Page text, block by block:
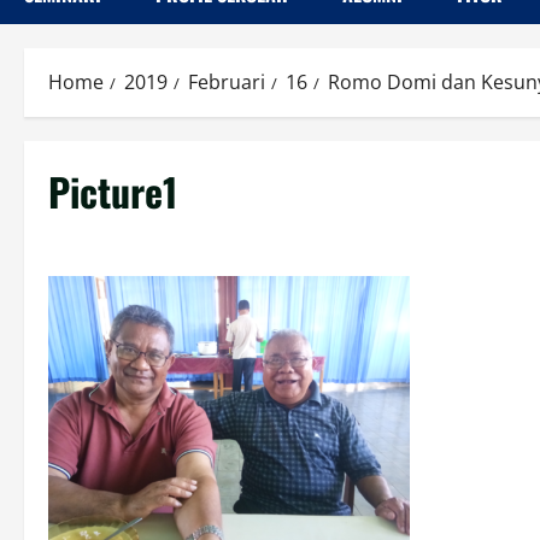
Home 2019 Februari 16 Romo Domi dan
Picture1